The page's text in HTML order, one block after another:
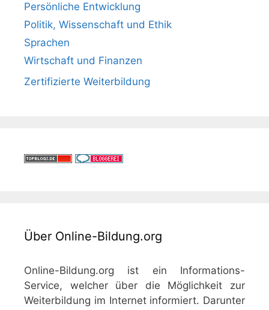
Persönliche Entwicklung
Politik, Wissenschaft und Ethik
Sprachen
Wirtschaft und Finanzen
Zertifizierte Weiterbildung
Über Online-Bildung.org
Online-Bildung.org ist ein Informations-
Service, welcher über die Möglichkeit zur
Weiterbildung im Internet informiert. Darunter